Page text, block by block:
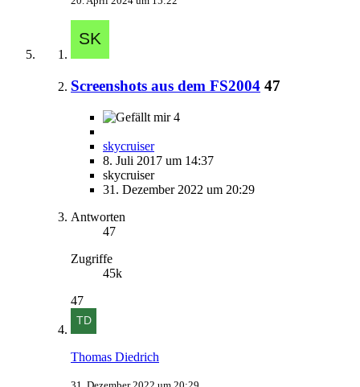
Screenshots aus dem FS2004 47
4
skycruiser
8. Juli 2017 um 14:37
skycruiser
31. Dezember 2022 um 20:29
Antworten
47
Zugriffe
45k
47
Thomas Diedrich